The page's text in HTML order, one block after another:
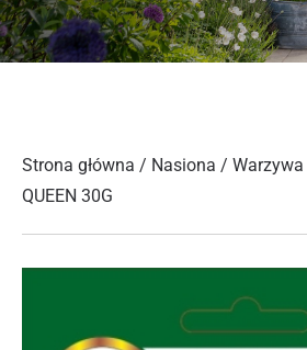
Strona główna / Nasiona / Warzywa
QUEEN 30G